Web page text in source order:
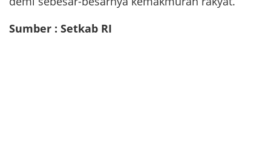
Sumber : Setkab RI